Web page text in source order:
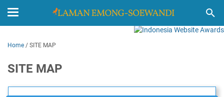
Home / SITE MAP
SITE MAP